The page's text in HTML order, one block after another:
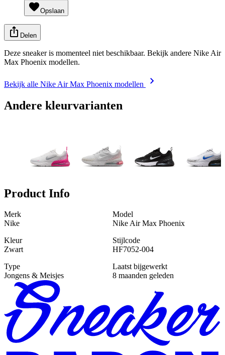
Opslaan
Delen
Deze sneaker is momenteel niet beschikbaar. Bekijk andere Nike Air
Max Phoenix modellen.
Bekijk alle Nike Air Max Phoenix modellen
Andere kleurvarianten
Product Info
Merk
Nike
Model
Nike Air Max Phoenix
Kleur
Zwart
Stijlcode
HF7052-004
Type
Jongens & Meisjes
Laatst bijgewerkt
8 maanden geleden